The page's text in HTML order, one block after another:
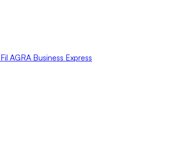
Fil AGRA Business Express